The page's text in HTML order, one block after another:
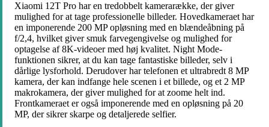
Xiaomi 12T Pro har en tredobbelt kamerarække, der giver
mulighed for at tage professionelle billeder. Hovedkameraet har
en imponerende 200 MP opløsning med en blændeåbning på
f/2,4, hvilket giver smuk farvegengivelse og mulighed for
optagelse af 8K-videoer med høj kvalitet. Night Mode-
funktionen sikrer, at du kan tage fantastiske billeder, selv i
dårlige lysforhold. Derudover har telefonen et ultrabredt 8 MP
kamera, der kan indfange hele scenen i et billede, og et 2 MP
makrokamera, der giver mulighed for at zoome helt ind.
Frontkameraet er også imponerende med en opløsning på 20
MP, der sikrer skarpe og detaljerede selfier.